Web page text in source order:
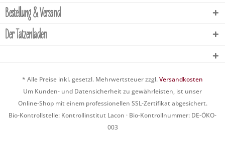
Bestellung & Versand
Der Tatzenladen
* Alle Preise inkl. gesetzl. Mehrwertsteuer zzgl.Versandkosten
Um Kunden- und Datensicherheit zu gewährleisten, ist unser
Online-Shop mit einem professionellen SSL-Zertifikat abgesichert.
Bio-Kontrollstelle: Kontrollinstitut Lacon · Bio-Kontrollnummer: DE-ÖKO-
003